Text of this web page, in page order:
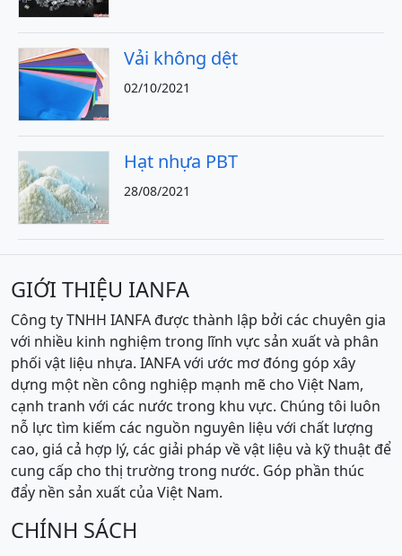
Vải không dệt
02/10/2021
Hạt nhựa PBT
28/08/2021
GIỚI THIỆU IANFA
Công ty TNHH IANFA được thành lập bởi các chuyên gia
với nhiều kinh nghiệm trong lĩnh vực sản xuất và phân
phối vật liệu nhựa. IANFA với ước mơ đóng góp xây
dựng một nền công nghiệp mạnh mẽ cho Việt Nam,
cạnh tranh với các nước trong khu vực. Chúng tôi luôn
nỗ lực tìm kiếm các nguồn nguyên liệu với chất lượng
cao, giá cả hợp lý, các giải pháp về vật liệu và kỹ thuật để
cung cấp cho thị trường trong nước. Góp phần thúc
đẩy nền sản xuất của Việt Nam.
CHÍNH SÁCH